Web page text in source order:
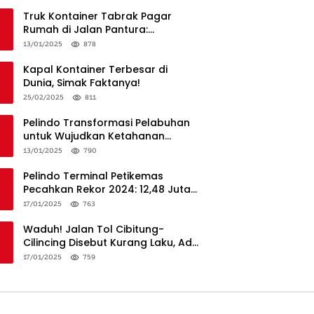
Truk Kontainer Tabrak Pagar
Rumah di Jalan Pantura:
Kronologi dan Langkah
13/01/2025 878
Kapal Kontainer Terbesar di
Dunia, Simak Faktanya!
25/02/2025 811
Pelindo Transformasi Pelabuhan
untuk Wujudkan Ketahanan
Logistik dan Daya Saing Global
13/01/2025 790
Pelindo Terminal Petikemas
Pecahkan Rekor 2024: 12,48 Juta
TEUs, Bukti Keunggulan Logistik
17/01/2025 763
Waduh! Jalan Tol Cibitung-
Cilincing Disebut Kurang Laku, Ada
Apa?
17/01/2025 759